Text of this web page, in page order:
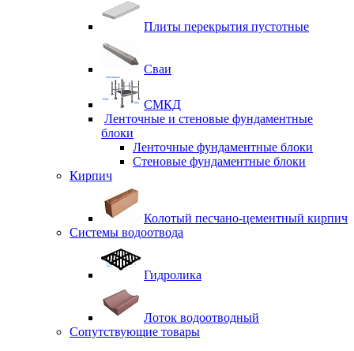
Плиты перекрытия пустотные
Сваи
СМКД
Ленточные и стеновые фундаментные
блоки
Ленточные фундаментные блоки
Стеновые фундаментные блоки
Кирпич
Колотый песчано-цементный кирпич
Системы водоотвода
Гидролика
Лоток водоотводный
Сопутствующие товары